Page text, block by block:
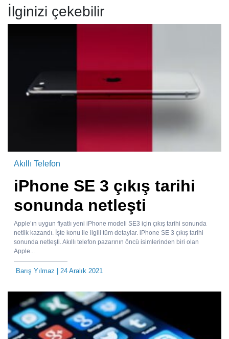
İlginizi çekebilir
Akıllı Telefon
iPhone SE 3 çıkış tarihi
sonunda netleşti
Apple’ın uygun fiyatlı yeni iPhone modeli SE3 için çıkış tarihi sonunda
netlik kazandı. İşte konu ile ilgili tüm detaylar. iPhone SE 3 çıkış tarihi
sonunda netleşti. Akıllı telefon pazarının öncü isimlerinden biri olan
Apple...
Barış Yılmaz | 24 Aralık 2021